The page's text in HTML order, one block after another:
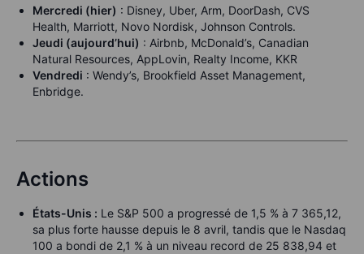
Mercredi (hier) : Disney, Uber, Arm, DoorDash, CVS
Health, Marriott, Novo Nordisk, Johnson Controls.
Jeudi (aujourd’hui) : Airbnb, McDonald’s, Canadian
Natural Resources, AppLovin, Realty Income, KKR
Vendredi : Wendy’s, Brookfield Asset Management,
Enbridge.
Actions
États-Unis : Le S&P 500 a progressé de 1,5 % à 7 365,12,
sa plus forte hausse depuis le 8 avril, tandis que le Nasdaq
100 a bondi de 2,1 % à un niveau record de 25 838,94 et